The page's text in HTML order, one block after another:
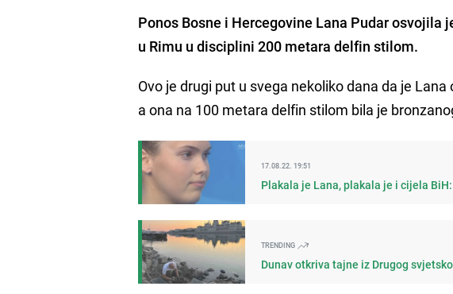
Ponos Bosne i Hercegovine Lana Pudar osvojila
u Rimu u disciplini 200 metara delfin stilom.
Ovo je drugi put u svega nekoliko dana da je
a ona na 100 metara delfin stilom bila je
17.08.22. 19:51
Plakala je Lana, plakala je i cijela
TRENDING
Dunav otkriva tajne iz Drugog